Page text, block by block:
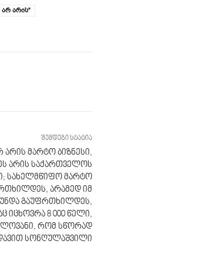
არის“
შემდეგი სტატია
არის მარტო ბიზნესი,
არის საქართველოს
სახელმწიფო მარტო
არამედ იმ
გაუფრთხილდეს,
8 000 წელი,
რომ სწორად
დავით სონღულაშვილი